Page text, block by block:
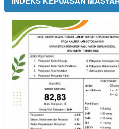
12 Oktober 2025 00:21:47 WIB
Dodo.h
Mudah dan terpercaya...baca
19 September 2025 22:38:42 WIB
YUNI
Cek Indonesia sehat... baca
16 September 2025 10:52:11 WIB